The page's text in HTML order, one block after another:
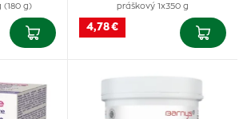
(180 g) práškový 1x350 g
4,78 €